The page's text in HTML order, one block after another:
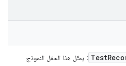
Test : يمثّل هذا الحقل النموذج